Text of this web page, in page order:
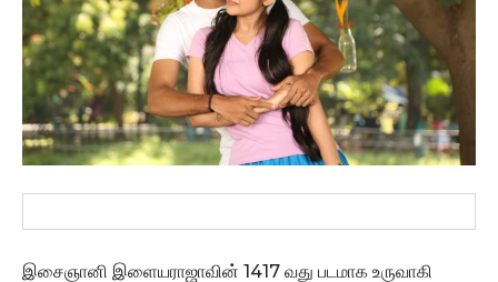
இசைஞானி இளையராஜாவின் 1417 வது படமாக உருவாகி